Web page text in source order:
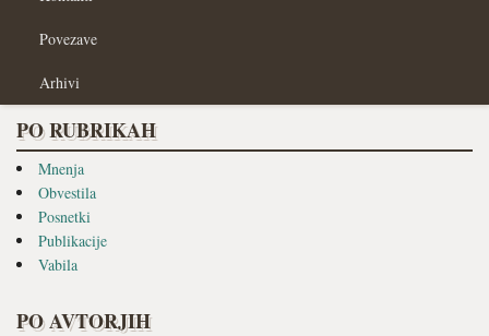
Povezave
Arhivi
PO RUBRIKAH
Mnenja
Obvestila
Posnetki
Publikacije
Vabila
PO AVTORJIH